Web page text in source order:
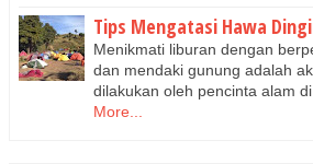
Tips Mengatasi Hawa
Menikmati liburan dengan
dan mendaki gunung adalah
dilakukan oleh pencinta alam
More...